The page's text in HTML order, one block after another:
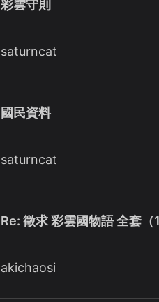
彩雲守則
saturncat
國民資料
saturncat
Re: 徵求 彩雲國物語 全套（
akichaosi